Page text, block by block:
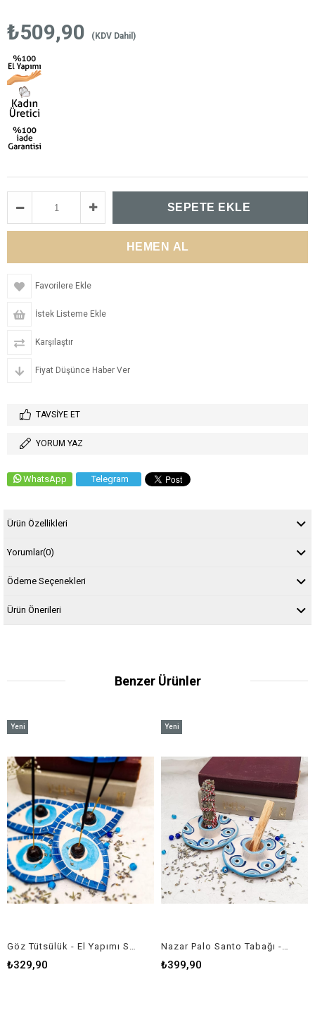
₺509,90 (KDV Dahil)
Favorilere Ekle
İstek Listeme Ekle
Karşılaştır
Fiyat Düşünce Haber Ver
TAVSIYE ET
YORUM YAZ
WhatsApp Telegram
Ürün Özellikleri
Yorumlar(0)
Ödeme Seçenekleri
Ürün Önerileri
Benzer Ürünler
₺329,90
Yeni
₺399,90
Yeni